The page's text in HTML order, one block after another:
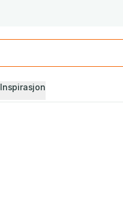
Inspirasjon